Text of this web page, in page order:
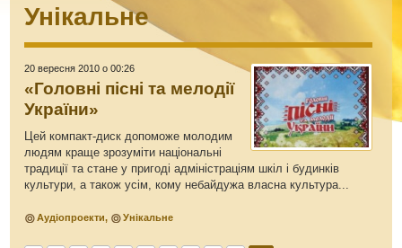
Унікальне
20 вересня 2010 о 00:26
«Головні пісні та мелодії
України»
Цей компакт-диск допоможе молодим
людям краще зрозуміти національні
традиції та стане у пригоді адміністраціям шкіл і будинків
культури, а також усім, кому небайдужа власна культура...
Аудіопроекти, Унікальне